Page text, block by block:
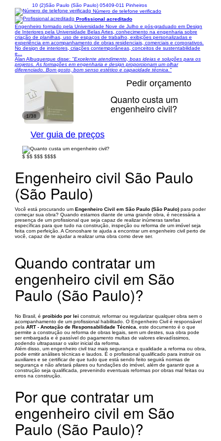
10 (2)São Paulo (São Paulo) 05409-011 Pinheiros
Número de telefone verificado
Profissional acreditado
Engenheiro formado pela Universidade Nove de Julho e pós-graduado em Design
de Interiores pela Universidade Belas Artes, conhecimento na engenharia sobre
criação de planilhas, uso de espaços de trabalho, exibições personalizadas e
experiência em acompanhamento de obras residenciais, comerciais e corporativos.
No design de interiores, criações contemporâneas, conceitos de sustentabilidade
e...
Alan Albuquerque disse: "Excelente atendimento, boas ideias e soluções para os
projetos. As formações em engenharia e design proporcionam um olhar
diferenciado. Bom gosto, bom senso estético e capacidade técnica."
1/38
Pedir orçamento
Quanto custa um
engenheiro civil?
Ver guia de preços
$ $$ $$$ $$$$
Engenheiro civil São Paulo
(São Paulo)
Você está procurando um Engenheiro Civil em São Paulo (São Paulo) para poder
começar sua obra? Quando estamos diante de uma grande obra, é necessária a
presença de um profissional que seja capaz de realizar inúmeras tarefas
específicas para que tudo na construção, inspeção ou reforma de um imóvel seja
feita com perfeição. A Cronoshare te ajuda a encontrar um engenheiro civil perto de
você, capaz de te ajudar a realizar uma obra como deve ser.
Quando contratar um
engenheiro civil em São
Paulo (São Paulo)?
No Brasil, é proibido por lei construir, reformar ou regularizar qualquer obra sem o
acompanhamento de um profissional habilitado. O Engenheiro Civil é responsável
pela ART - Anotação de Responsabilidade Técnica , este documento é o que
permite a construção ou reforma de obras legais, sem um destes, sua obra pode
ser embargada e é passível do pagamento multas de valores elevadíssimos,
podendo ultrapassar o valor inicial da reforma.
Além disso, um engenheiro civil traz mais segurança e qualidade a reforma ou obra,
pode emitir análises técnicas e laudos. É o profissional qualificado para instruir os
auxiliares e se certificar de que tudo que está sendo feito seguirá normas de
segurança e não afetará pilares ou fundações do imóvel, além de garantir que a
construção seja qualificada, prevenindo eventuais reformas por obras mal feitas ou
erros na construção.
Por que contratar um
engenheiro civil em São
Paulo (São Paulo)?